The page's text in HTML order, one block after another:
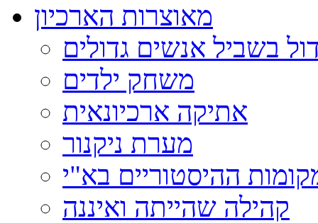
מאוצרות הארכיון
בשביל אנשים גדולים
משחק ילדים
אתיקה ארכיונאית
מערת ניקנור
ההיסטוריים בא"י
קהילה שהייתה ואיננה